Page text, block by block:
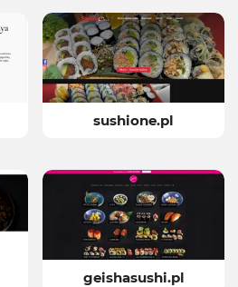
sushione.pl
geishasushi.pl